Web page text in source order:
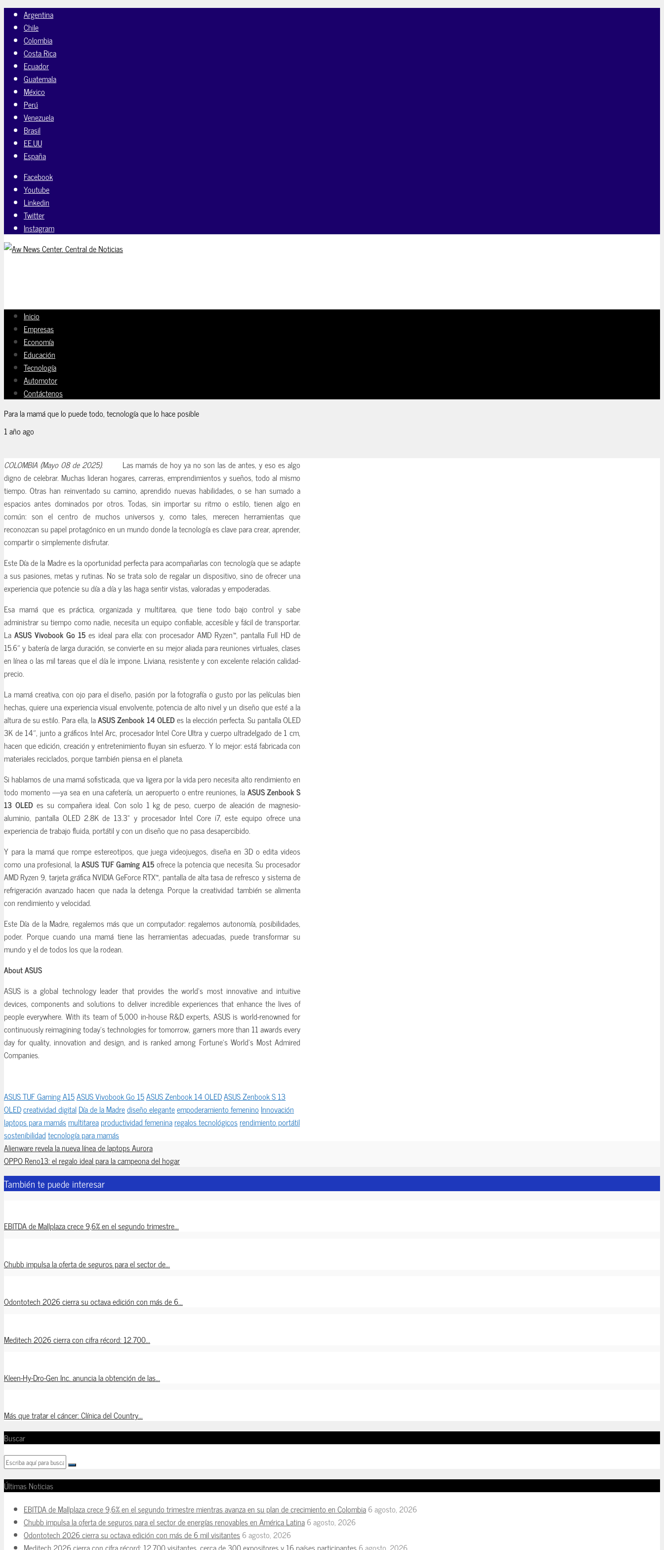
Argentina
Chile
Colombia
Costa Rica
Ecuador
Guatemala
México
Perú
Venezuela
Brasil
EE.UU
España
Facebook
Youtube
Linkedin
Twitter
Instagram
Inicio
Empresas
Economía
Educación
Tecnología
Automotor
Contáctenos
Para la mamá que lo puede todo, tecnología que lo hace posible
1 año ago
COLOMBIA (Mayo 08 de 2025). Las mamás de hoy ya no son las de antes, y eso es algo
digno de celebrar. Muchas lideran hogares, carreras, emprendimientos y sueños, todo al mismo
tiempo. Otras han reinventado su camino, aprendido nuevas habilidades, o se han sumado a
espacios antes dominados por otros. Todas, sin importar su ritmo o estilo, tienen algo en
común: son el centro de muchos universos y, como tales, merecen herramientas que
reconozcan su papel protagónico en un mundo donde la tecnología es clave para crear, aprender,
compartir o simplemente disfrutar.
Este Día de la Madre es la oportunidad perfecta para acompañarlas con tecnología que se adapte
a sus pasiones, metas y rutinas. No se trata solo de regalar un dispositivo, sino de ofrecer una
experiencia que potencie su día a día y las haga sentir vistas, valoradas y empoderadas.
Esa mamá que es práctica, organizada y multitarea, que tiene todo bajo control y sabe
administrar su tiempo como nadie, necesita un equipo confiable, accesible y fácil de transportar.
La ASUS Vivobook Go 15es ideal para ella: con procesador AMD Ryzen™, pantalla Full HD de
15.6″ y batería de larga duración, se convierte en su mejor aliada para reuniones virtuales, clases
en línea o las mil tareas que el día le impone. Liviana, resistente y con excelente relación calidad-
precio.
La mamá creativa, con ojo para el diseño, pasión por la fotografía o gusto por las películas bien
hechas, quiere una experiencia visual envolvente, potencia de alto nivel y un diseño que esté a la
altura de su estilo. Para ella, laASUS Zenbook 14 OLEDes la elección perfecta. Su pantalla OLED
3K de 14″, junto a gráficos Intel Arc, procesador Intel Core Ultra y cuerpo ultradelgado de 1 cm,
hacen que edición, creación y entretenimiento fluyan sin esfuerzo. Y lo mejor: está fabricada con
materiales reciclados, porque también piensa en el planeta.
Si hablamos de una mamá sofisticada, que va ligera por la vida pero necesita alto rendimiento en
todo momento —ya sea en una cafetería, un aeropuerto o entre reuniones, laASUS Zenbook S
13 OLEDes su compañera ideal. Con solo 1 kg de peso, cuerpo de aleación de magnesio-
aluminio, pantalla OLED 2.8K de 13.3” y procesador Intel Core i7, este equipo ofrece una
experiencia de trabajo fluida, portátil y con un diseño que no pasa desapercibido.
Y para la mamá que rompe estereotipos, que juega videojuegos, diseña en 3D o edita videos
como una profesional, laASUS TUF Gaming A15ofrece la potencia que necesita. Su procesador
AMD Ryzen 9, tarjeta gráfica NVIDIA GeForce RTX™, pantalla de alta tasa de refresco y sistema de
refrigeración avanzado hacen que nada la detenga. Porque la creatividad también se alimenta
con rendimiento y velocidad.
Este Día de la Madre, regalemos más que un computador: regalemos autonomía, posibilidades,
poder. Porque cuando una mamá tiene las herramientas adecuadas, puede transformar su
mundo y el de todos los que la rodean.
About ASUS
ASUS is a global technology leader that provides the world’s most innovative and intuitive
devices, components and solutions to deliver incredible experiences that enhance the lives of
people everywhere. With its team of 5,000 in-house R&D experts, ASUS is world-renowned for
continuously reimagining today’s technologies for tomorrow, garners more than 11 awards every
day for quality, innovation and design, and is ranked among Fortune’s World’s Most Admired
Companies.
ASUS TUF Gaming A15ASUS Vivobook Go 15ASUS Zenbook 14 OLEDASUS Zenbook S 13
OLEDcreatividad digital Día de la Madrediseño eleganteempoderamiento femenino Innovación
laptops para mamásmultitareaproductividad femeninaregalos tecnológicosrendimiento portátil
sostenibilidadtecnología para mamás
Alienware revela la nueva línea de laptops Aurora
OPPO Reno13: el regalo ideal para la campeona del hogar
También te puede interesar
EBITDA de Mallplaza crece 9,6% en el segundo trimestre...
Chubb impulsa la oferta de seguros para el sector de...
Odontotech 2026 cierra su octava edición con más de 6...
Meditech 2026 cierra con cifra récord: 12.700...
Kleen-Hy-Dro-Gen Inc. anuncia la obtención de las...
Más que tratar el cáncer: Clínica del Country...
Buscar
Últimas Noticias
EBITDA de Mallplaza crece 9,6% en el segundo trimestre mientras avanza en su plan de crecimiento en Colombia6 agosto, 2026
Chubb impulsa la oferta de seguros para el sector de energías renovables en América Latina6 agosto, 2026
Odontotech 2026 cierra su octava edición con más de 6 mil visitantes6 agosto, 2026